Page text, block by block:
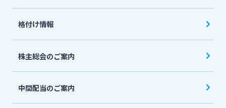
ニュースリリース一覧
採用情報
有価証券報告書・四半期報告書
IR関連ニュースリリース
会社説明会資料
投資家向け説明会資料
格付け情報
株主総会のご案内
中間配当のご案内